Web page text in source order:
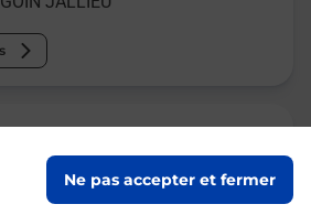
Ne pas accepter et fermer
EMPORIUM
ouvre lundi à 13h30